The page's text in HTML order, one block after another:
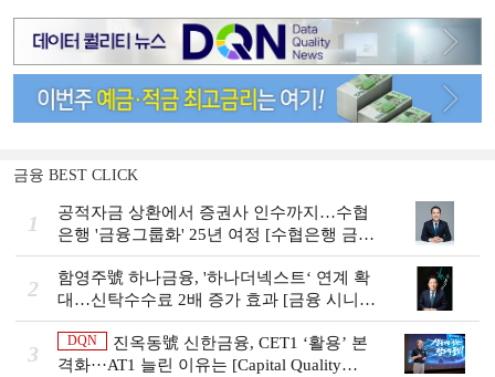
금융 BEST CLICK
1
공적자금 상환에서 증권사 인수까지…수협
은행 '금융그룹화' 25년 여정 [수협은행 금융
그룹의 꿈①]
2
함영주號 하나금융, '하나더넥스트‘ 연계 확
대…신탁수수료 2배 증가 효과 [금융 시니어
비즈니스 돋보기]
3
DQN
진옥동號 신한금융, CET1 ‘활용’ 본
격화···AT1 늘린 이유는 [Capital Quality